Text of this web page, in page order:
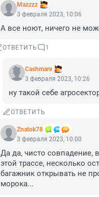
Mazzzz
3 февраля 2023, 10:06
А все ноют, ничего не
ОТВЕТИТЬ 1
Cashmare
3 февраля 2023, 10:26
ну такой себе
ОТВЕТИТЬ
Znatok78
3 февраля 2023, 10:00
Да да, чисто совпадение,
этой трассе, несколько
багажник открывать не
морока...